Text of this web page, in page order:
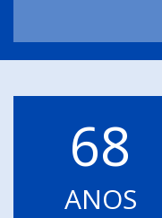
68
ANOS